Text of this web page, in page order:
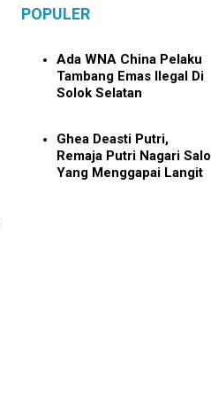
POPULER
Ada WNA China Pelaku
Tambang Emas Ilegal Di
Solok Selatan
Ghea Deasti Putri,
Remaja Putri Nagari Salo
Yang Menggapai Langit